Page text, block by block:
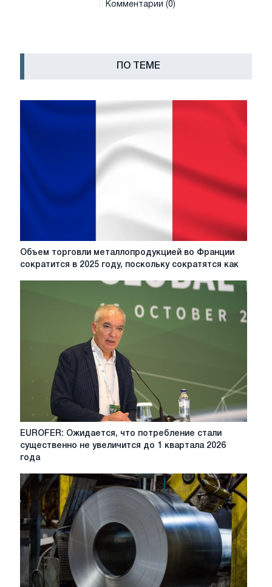
Комментарии (0)
ПО ТЕМЕ
Объем
поскольку
сократятся
экспорт,
так
импорт
Объем торговли металлопродукцией во Франции
сократится в 2025 году, поскольку сократятся как
EUROFER:
стали
существенно
не
увеличится
до
квартала
2026
года
EUROFER: Ожидается, что потребление стали
существенно не увеличится до 1 квартала 2026
года